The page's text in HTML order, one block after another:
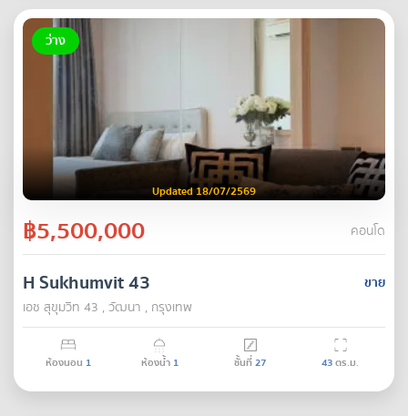
ว่าง
Updated 18/07/2569
฿5,500,000 คอนโด
ขาย
H Sukhumvit 43
เอช สุขุมวิท 43 , วัฒนา , กรุงเทพ
ห้องนอน 1 ห้องน้ำ 1 ชั้นที่27 43ตร.ม.